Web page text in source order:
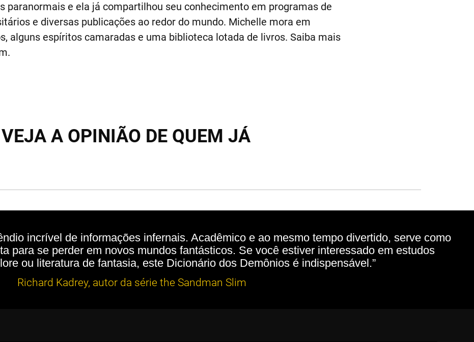
paranormais e ela já compartilhou seu conhecimento em programas de
e diversas publicações ao redor do mundo. Michelle mora em
alguns espíritos camaradas e uma biblioteca lotada de livros. Saiba mais
VEJA A OPINIÃO DE QUEM JÁ
incrível de informações infernais. Acadêmico e ao mesmo tempo divertido, serve como
para se perder em novos mundos fantásticos. Se você estiver interessado em estudos
ou literatura de fantasia, este Dicionário dos Demônios é indispensável.”
Richard Kadrey, autor da série the Sandman Slim